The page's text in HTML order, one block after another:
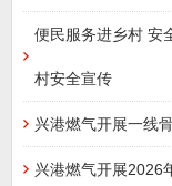
便民服务进乡村 安
村安全宣传
兴港燃气开展一线
兴港燃气开展2026